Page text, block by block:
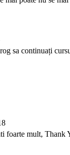
sa continuați
foarte mult, Thank